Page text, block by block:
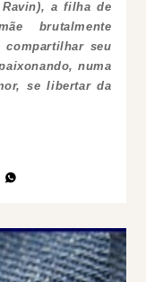
a filha de
brutalmente
compartilhar seu
numa
se libertar da